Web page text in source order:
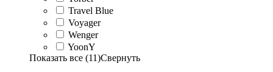
Travel Blue
Voyager
Wenger
YoonY
Показать все (11)Свернуть